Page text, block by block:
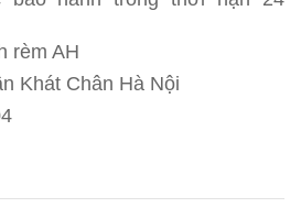
rèm AH
Khát Chân Hà Nội